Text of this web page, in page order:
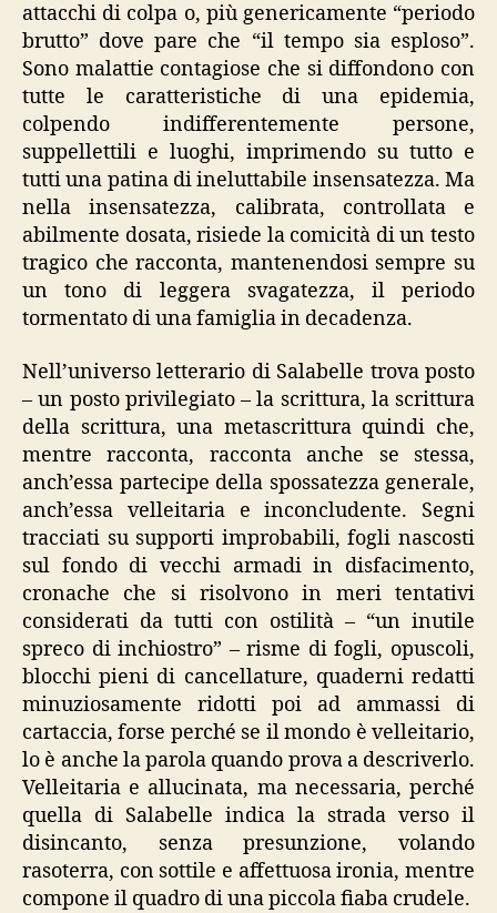
attacchi di colpa o, più genericamente “periodo
brutto” dove pare che “il tempo sia esploso”.
Sono malattie contagiose che si diffondono con
tutte le caratteristiche di una epidemia,
colpendo indifferentemente persone,
suppellettili e luoghi, imprimendo su tutto e
tutti una patina di ineluttabile insensatezza. Ma
nella insensatezza, calibrata, controllata e
abilmente dosata, risiede la comicità di un testo
tragico che racconta, mantenendosi sempre su
un tono di leggera svagatezza, il periodo
tormentato di una famiglia in decadenza.
Nell’universo letterario di Salabelle trova posto
– un posto privilegiato – la scrittura, la scrittura
della scrittura, una metascrittura quindi che,
mentre racconta, racconta anche se stessa,
anch’essa partecipe della spossatezza generale,
anch’essa velleitaria e inconcludente. Segni
tracciati su supporti improbabili, fogli nascosti
sul fondo di vecchi armadi in disfacimento,
cronache che si risolvono in meri tentativi
considerati da tutti con ostilità – “un inutile
spreco di inchiostro” – risme di fogli, opuscoli,
blocchi pieni di cancellature, quaderni redatti
minuziosamente ridotti poi ad ammassi di
cartaccia, forse perché se il mondo è velleitario,
lo è anche la parola quando prova a descriverlo.
Velleitaria e allucinata, ma necessaria, perché
quella di Salabelle indica la strada verso il
disincanto, senza presunzione, volando
rasoterra, con sottile e affettuosa ironia, mentre
compone il quadro di una piccola fiaba crudele.